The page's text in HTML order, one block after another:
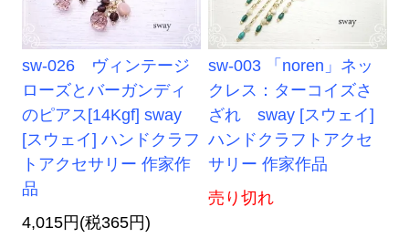
sw-026 ヴィンテージ
ローズとバーガンディ
のピアス[14Kgf] sway
[スウェイ] ハンドクラフ
トアクセサリー 作家作
品
4,015円(税365円)
sw-003 「noren」ネッ
クレス：ターコイズさ
ざれ sway [スウェイ]
ハンドクラフトアクセ
サリー 作家作品
売り切れ